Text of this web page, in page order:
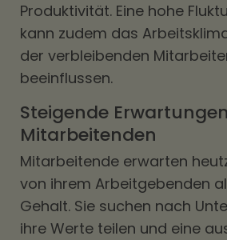
Produktivität. Eine hohe
kann zudem das
der verbleibenden
beeinflussen.
Steigende
Mitarbeitenden
Mitarbeitende erwarten
von ihrem Arbeitgebenden
Gehalt. Sie suchen nach
ihre Werte teilen und eine